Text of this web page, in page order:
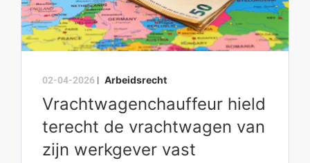
02-04-2026 | Arbeidsrecht
Vrachtwagenchauffeur hield
terecht de vrachtwagen van
zijn werkgever vast